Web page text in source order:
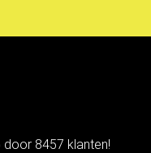
8457 klanten!